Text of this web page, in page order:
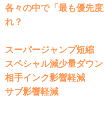
各々の中で「最も優先
れ？
スーパージャンプ短縮
スペシャル減少量ダウン
相手インク影響軽減
サブ影響軽減